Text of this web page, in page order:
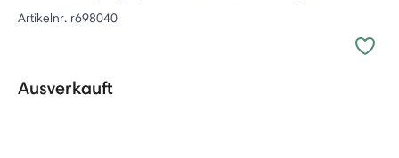
Artikelnr. r698040
Ausverkauft